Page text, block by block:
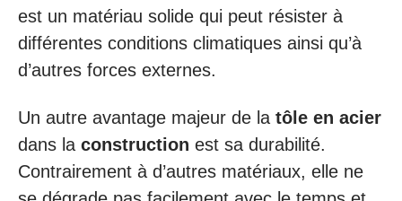
est un matériau solide qui peut résister à
différentes conditions climatiques ainsi qu’à
d’autres forces externes.
Un autre avantage majeur de la tôle en acier
dans la construction est sa durabilité.
Contrairement à d’autres matériaux, elle ne